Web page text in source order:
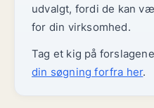
udvalgt, fordi de kan
for din virksomhed.
Tag et kig på
din søgning forfra her.